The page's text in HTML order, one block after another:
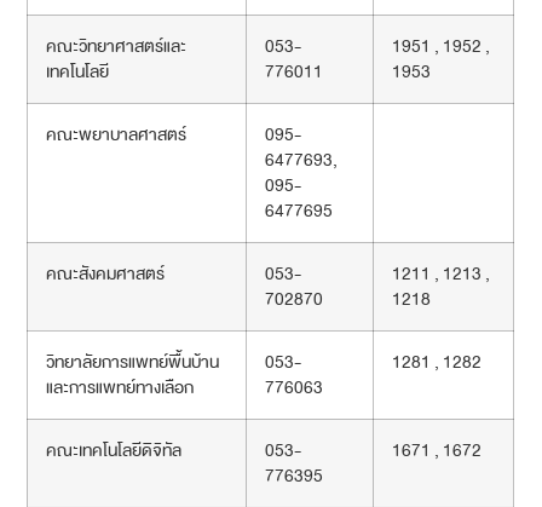
คณะวิทยาศาสตร์และ
เทคโนโลยี
053-
776011
1951 , 1952 ,
1953
คณะพยาบาลศาสตร์
095-
6477693,
095-
6477695
คณะสังคมศาสตร์
053-
702870
1211 , 1213 ,
1218
วิทยาลัยการแพทย์พื้นบ้าน
และการแพทย์ทางเลือก
053-
776063
1281 , 1282
คณะเทคโนโลยีดิจิทัล
053-
776395
1671 , 1672